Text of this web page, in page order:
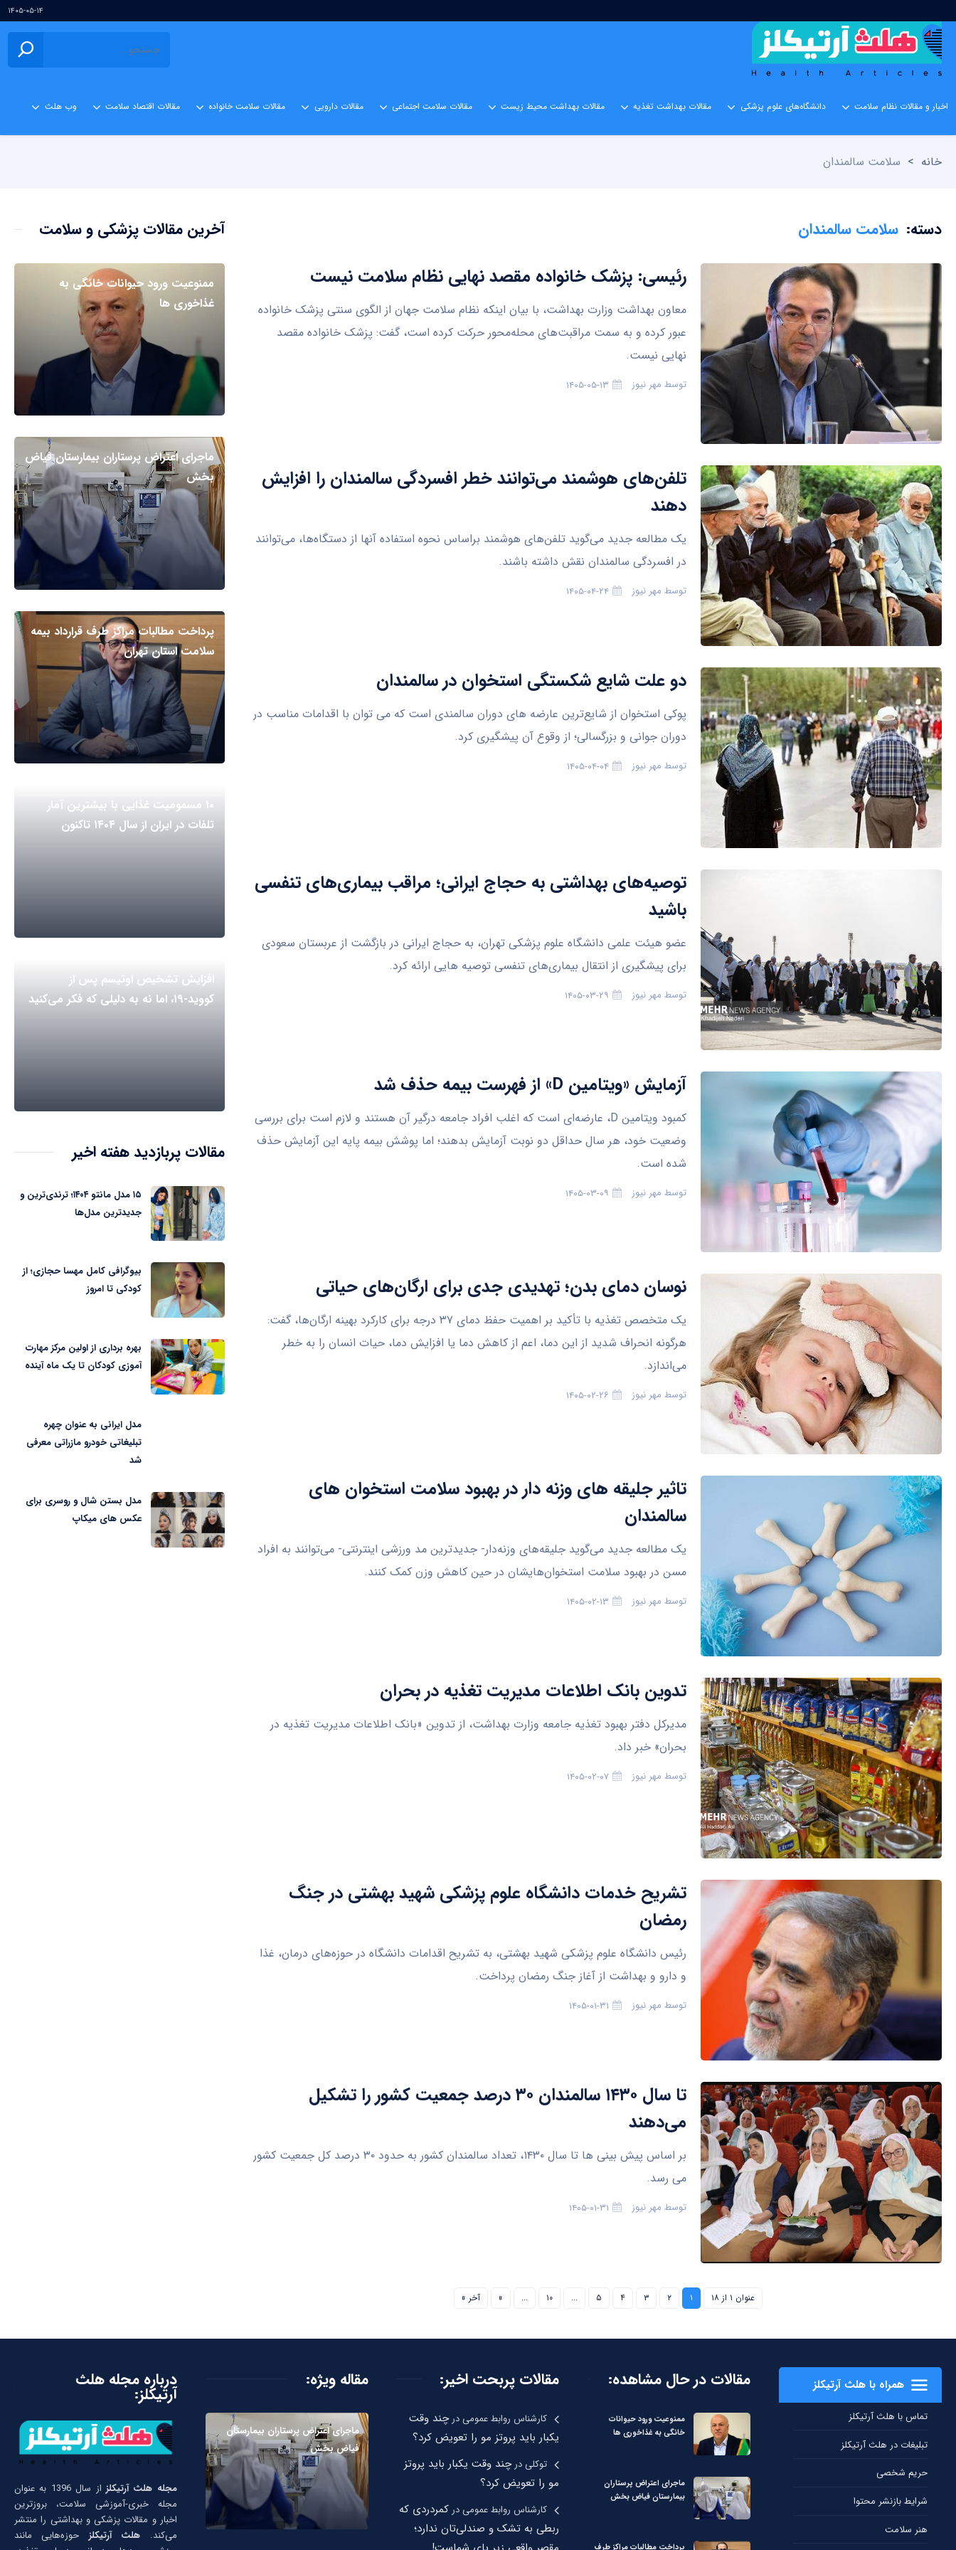
۱۴۰۵-۰۵-۱۴
اخبار و مقالات نظام سلامت دانشگاه‌های علوم پزشکی مقالات بهداشت تغذیه مقالات بهداشت محیط زیست مقالات سلامت اجتماعی مقالات دارویی مقالات سلامت خانواده مقالات اقتصاد سلامت وب هلث
خانه > سلامت سالمندان
دسته: سلامت سالمندان
رئیسی: پزشک خانواده مقصد نهایی نظام سلامت نیست
معاون بهداشت وزارت بهداشت، با بیان اینکه نظام سلامت جهان از الگوی سنتی پزشک خانواده
عبور کرده و به سمت مراقبت‌های محله‌محور حرکت کرده است، گفت: پزشک خانواده مقصد
نهایی نیست.
توسط مهر نیوز ۱۴۰۵-۰۵-۱۳
تلفن‌های هوشمند می‌توانند خطر افسردگی سالمندان را افزایش
دهند
یک مطالعه جدید می‌گوید تلفن‌های هوشمند براساس نحوه استفاده آنها از دستگاه‌ها، می‌توانند
در افسردگی سالمندان نقش داشته باشند.
توسط مهر نیوز ۱۴۰۵-۰۴-۲۴
دو علت شایع شکستگی استخوان در سالمندان
پوکی استخوان از شایع‌ترین عارضه های دوران سالمندی است که می توان با اقدامات مناسب در
دوران جوانی و بزرگسالی؛ از وقوع آن پیشگیری کرد.
توسط مهر نیوز ۱۴۰۵-۰۴-۰۴
توصیه‌های بهداشتی به حجاج ایرانی؛ مراقب بیماری‌های تنفسی
باشید
عضو هیئت علمی دانشگاه علوم پزشکی تهران، به حجاج ایرانی در بازگشت از عربستان سعودی
برای پیشگیری از انتقال بیماری‌های تنفسی توصیه هایی ارائه کرد.
توسط مهر نیوز ۱۴۰۵-۰۳-۲۹
آزمایش «ویتامین D» از فهرست بیمه حذف شد
کمبود ویتامین D، عارضه‌ای است که اغلب افراد جامعه درگیر آن هستند و لازم است برای بررسی
وضعیت خود، هر سال حداقل دو نوبت آزمایش بدهند؛ اما پوشش بیمه پایه این آزمایش حذف
شده است.
توسط مهر نیوز ۱۴۰۵-۰۳-۰۹
نوسان دمای بدن؛ تهدیدی جدی برای ارگان‌های حیاتی
یک متخصص تغذیه با تأکید بر اهمیت حفظ دمای ۳۷ درجه برای کارکرد بهینه ارگان‌ها، گفت:
هرگونه انحراف شدید از این دما، اعم از کاهش دما یا افزایش دما، حیات انسان را به خطر
می‌اندازد.
توسط مهر نیوز ۱۴۰۵-۰۲-۲۶
تاثیر جلیقه های وزنه دار در بهبود سلامت استخوان های
سالمندان
یک مطالعه جدید می‌گوید جلیقه‌های وزنه‌دار- جدیدترین مد ورزشی اینترنتی- می‌توانند به افراد
مسن در بهبود سلامت استخوان‌هایشان در حین کاهش وزن کمک کنند.
توسط مهر نیوز ۱۴۰۵-۰۲-۱۳
تدوین بانک اطلاعات مدیریت تغذیه در بحران
مدیرکل دفتر بهبود تغذیه جامعه وزارت بهداشت، از تدوین «بانک اطلاعات مدیریت تغذیه در
بحران» خبر داد.
توسط مهر نیوز ۱۴۰۵-۰۲-۰۷
تشریح خدمات دانشگاه علوم پزشکی شهید بهشتی در جنگ
رمضان
رئیس دانشگاه علوم پزشکی شهید بهشتی، به تشریح اقدامات دانشگاه در حوزه‌های درمان، غذا
و دارو و بهداشت از آغاز جنگ رمضان پرداخت.
توسط مهر نیوز ۱۴۰۵-۰۱-۳۱
تا سال ۱۴۳۰ سالمندان ۳۰ درصد جمعیت کشور را تشکیل
می‌دهند
بر اساس پیش بینی ها تا سال ۱۴۳۰، تعداد سالمندان کشور به حدود ۳۰ درصد کل جمعیت کشور
می رسد.
توسط مهر نیوز ۱۴۰۵-۰۱-۳۱
عنوان ۱ از ۱۸ ۱ ۲ ۳ ۴ ۵ ... ۱۰ ...
» آخر »
آخرین مقالات پزشکی و سلامت
ممنوعیت ورود حیوانات خانگی به
غذاخوری ها
ماجرای اعتراض پرستاران بیمارستان فیاض
بخش
پرداخت مطالبات مراکز طرف قرارداد بیمه
سلامت استان تهران
۱۰ مسمومیت غذایی با بیشترین آمار
تلفات در ایران از سال ۱۴۰۴ تاکنون
افزایش تشخیص اوتیسم پس از
کووید-۱۹، اما نه به دلیلی که فکر می‌کنید
مقالات پربازدید هفته اخیر
۱۵ مدل مانتو ۱۴۰۴؛ ترندی‌ترین و
جدیدترین مدل‌ها
بیوگرافی کامل مهسا حجازی؛ از
کودکی تا امروز
بهره برداری از اولین مرکز مهارت
آموزی کودکان تا یک ماه آینده
مدل ایرانی به عنوان چهره
تبلیغاتی خودرو مازراتی معرفی
شد
مدل بستن شال و روسری برای
عکس های میکاپ
همراه با هلث آرتیکلز
تماس با هلث آرتیکلز
تبلیغات در هلث آرتیکلز
حریم شخصی
شرایط بازنشر محتوا
هنر سلامت
مقالات در حال مشاهده:
ممنوعیت ورود حیوانات
خانگی به غذاخوری ها
ماجرای اعتراض پرستاران
بیمارستان فیاض بخش
مقالات پربحت اخیر:
کارشناس روابط عمومیدرچند وقت
یکبار باید پروتز مو را تعویض کرد؟
توکلیدرچند وقت یکبار باید پروتز
مو را تعویض کرد؟
کارشناس روابط عمومیدر کمردردی که
ربطی به تشک و صندلی‌تان ندارد؛
مقاله ویژه:
ماجرای اعتراض پرستاران بیمارستان
فیاض بخش
درباره مجله هلث
آرتیکلز:
مجله هلث آرتیکلز
از سال 1396 به عنوان
مجله خبری-آموزشی سلامت، بروزترین
اخبار و مقالات پزشکی و بهداشتی را منتشر
می‌کند. هلث آرتیکلز حوزه‌هایی مانند